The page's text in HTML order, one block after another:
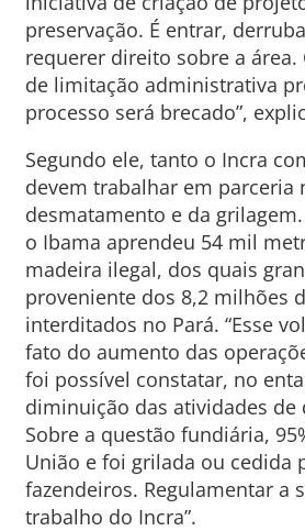
preservação. É entrar,
requerer direito sobre a área.
de limitação administrativa
processo será brecado”,
Segundo ele, tanto o Incra
devem trabalhar em parceria
desmatamento e da
o Ibama aprendeu 54 mil
madeira ilegal, dos quais
proveniente dos 8,2 milhões
interditados no Pará. “Esse
fato do aumento das
foi possível constatar, no
diminuição das atividades de
Sobre a questão fundiária,
União e foi grilada ou cedida
fazendeiros. Regulamentar a
trabalho do Incra”.